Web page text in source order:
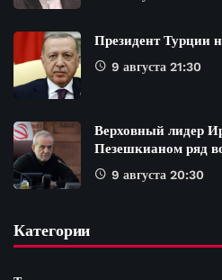
Президент Турции
9 августа 21:30
Верховный лидер
Пезешкианом ряд
9 августа 20:30
Категории